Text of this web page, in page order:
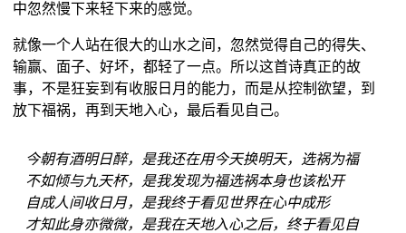
中忽然慢下来轻下来的感觉。
就像一个人站在很大的山水之间，忽然觉得自己的得失、
输赢、面子、好坏，都轻了一点。所以这首诗真正的故
事，不是狂妄到有收服日月的能力，而是从控制欲望，到
放下福祸，再到天地入心，最后看见自己。
今朝有酒明日醉，是我还在用今天换明天，选祸为福
不如倾与九天杯，是我发现为福选祸本身也该松开
自成人间收日月，是我终于看见世界在心中成形
才知此身亦微微，是我在天地入心之后，终于看见自